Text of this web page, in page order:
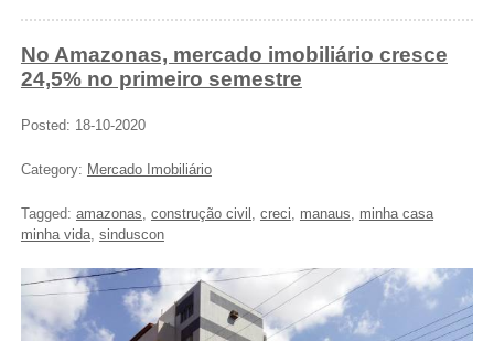
No Amazonas, mercado imobiliário cresce
24,5% no primeiro semestre
Posted: 18-10-2020
Category: Mercado Imobiliário
Tagged: amazonas, construção civil , creci, manaus, minha casa
minha vida, sinduscon